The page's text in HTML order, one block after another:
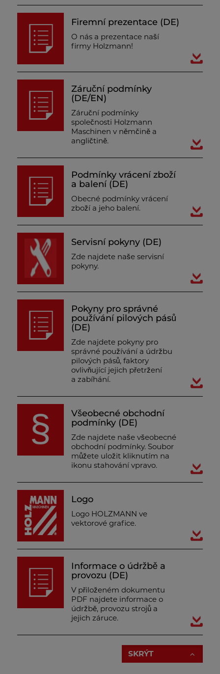
Firemní prezentace (DE)
O nás a prezentace naší
firmy Holzmann!
Záruční podmínky
(DE/EN)
Záruční podmínky
společnosti Holzmann
Maschinen v němčině a
angličtině.
Podmínky vrácení zboží
a balení (DE)
Obecné podmínky vrácení
zboží a jeho balení.
Servisní pokyny (DE)
Zde najdete naše servisní
pokyny.
Pokyny pro správné
používání pilových pásů
(DE)
Zde najdete pokyny pro
správné používání a údržbu
pilových pásů, faktory
ovlivňující jejich přetržení
a zabíhání.
Všeobecné obchodní
podmínky (DE)
Zde najdete naše všeobecné
obchodní podmínky. Soubor
můžete uložit kliknutím na
ikonu stahování vpravo.
Logo
Logo HOLZMANN ve
vektorové grafice.
Informace o údržbě a
provozu (DE)
V přiloženém dokumentu
PDF najdete informace o
údržbě, provozu strojů a
jejich záruce.
SKRÝT